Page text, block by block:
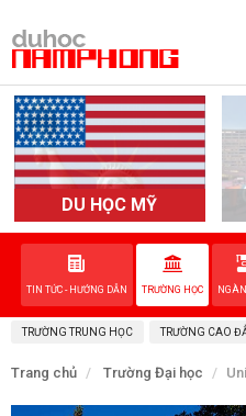
DU HỌC MỸ
TIN TỨC - HƯỚNG DẪN TRƯỜNG HỌC
TRƯỜNG TRUNG HỌC TRƯỜNG CAO
Trang chủ Trường Đại học
TRANG CHỦ
QUỐC GIA
EVENTS
DỊCH VỤ
VỀ NAM PHONG